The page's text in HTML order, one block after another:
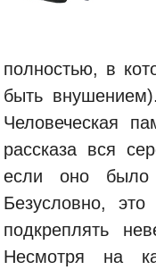
полностью, в
быть
Человеческая
рассказа вся
если оно было
Безусловно,
подкреплять
Несмотря на